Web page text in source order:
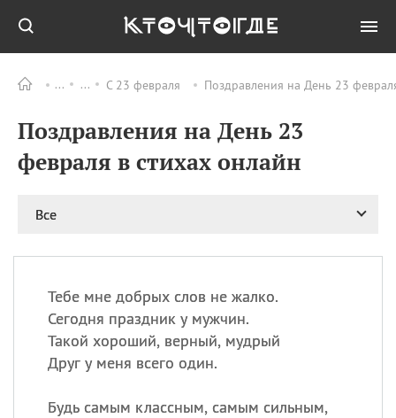
С 23 февраля Поздравления на День 23
Поздравления на День 23
февраля в стихах онлайн
Все
Тебе мне добрых слов не жалко.
Сегодня праздник у мужчин.
Такой хороший, верный, мудрый
Друг у меня всего один.
Будь самым классным, самым сильным,
ПРАЗДНИКИ Все
06.08
Преображение
Господне у западных
христиан
Романа и Давида
мучеников
07.08
Национальный день
маяка
07.08